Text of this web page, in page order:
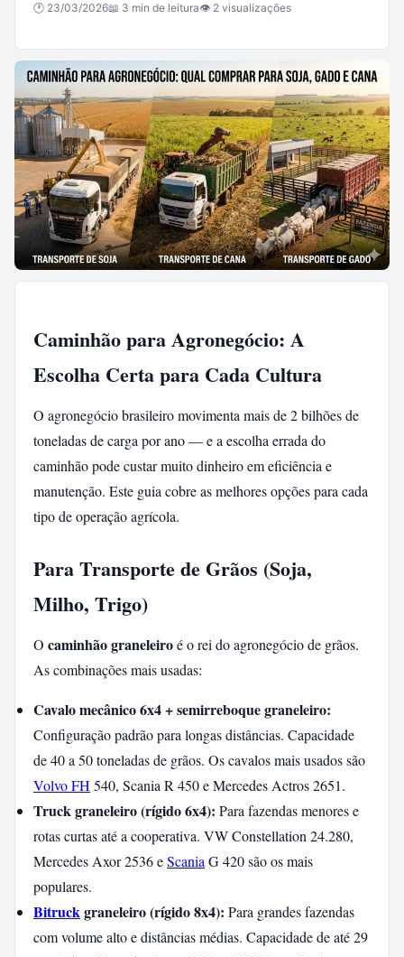
🕐 23/03/2026📖 3 min de leitura👁 2 visualizações
Caminhão para Agronegócio: A
Escolha Certa para Cada Cultura
O agronegócio brasileiro movimenta mais de 2 bilhões de
toneladas de carga por ano — e a escolha errada do
caminhão pode custar muito dinheiro em eficiência e
manutenção. Este guia cobre as melhores opções para cada
tipo de operação agrícola.
Para Transporte de Grãos (Soja,
Milho, Trigo)
O caminhão graneleiroé o rei do agronegócio de grãos.
As combinações mais usadas:
Cavalo mecânico 6x4 + semirreboque graneleiro:
Configuração padrão para longas distâncias. Capacidade
de 40 a 50 toneladas de grãos. Os cavalos mais usados são
Volvo FH 540, Scania R 450 e Mercedes Actros 2651.
Truck graneleiro (rígido 6x4): Para fazendas menores e
rotas curtas até a cooperativa. VW Constellation 24.280,
Mercedes Axor 2536 eScania G 420 são os mais
populares.
Bitruckgraneleiro (rígido 8x4): Para grandes fazendas
com volume alto e distâncias médias. Capacidade de até 29